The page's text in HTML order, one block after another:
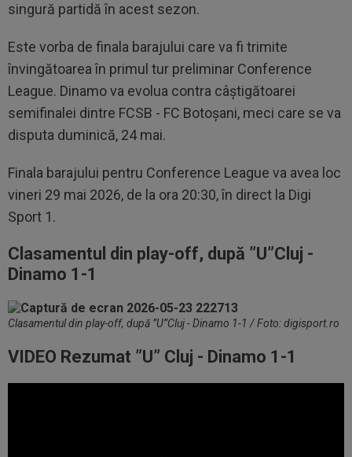
singură partidă în acest sezon.
Este vorba de finala barajului care va fi trimite
învingătoarea în primul tur preliminar Conference
League. Dinamo va evolua contra câștigătoarei
semifinalei dintre FCSB - FC Botoșani, meci care se va
disputa duminică, 24 mai.
Finala barajului pentru Conference League va avea loc
vineri 29 mai 2026, de la ora 20:30, în direct la Digi
Sport 1.
Clasamentul din play-off, după ”U”Cluj -
Dinamo 1-1
Clasamentul din play-off, după ”U”Cluj - Dinamo 1-1 / Foto: digisport.ro
VIDEO Rezumat ”U” Cluj - Dinamo 1-1